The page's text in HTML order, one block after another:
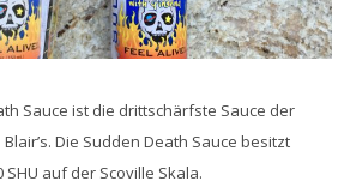
Sauce ist die drittschärfste Sauce der
Die Sudden Death Sauce besitzt
SHU auf der Scoville Skala.